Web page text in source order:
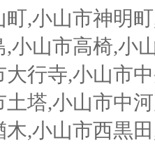
町,小山市神明
小山市高椅,小
大行寺,小山市
土塔,小山市中
木,小山市西黒